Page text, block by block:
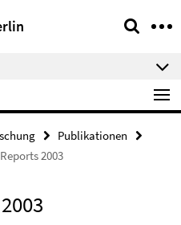
Publikationen
2003